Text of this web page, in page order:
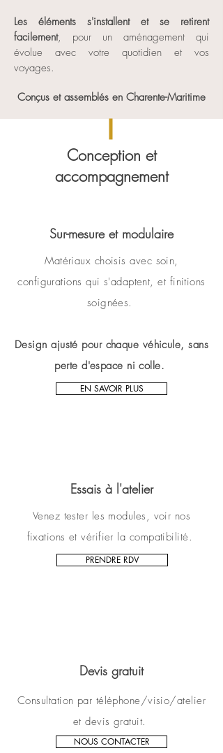
Les éléments s'installent et se retirent
facilement, pour un aménagement qui
évolue avec votre quotidien et vos
voyages.
Conçus et assemblés en Charente-Maritime
Conception et
accompagnement
Sur-mesure et modulaire
Matériaux choisis avec soin,
configurations qui s'adaptent, et finitions
soignées.
Design ajusté pour chaque véhicule, sans
perte d'espace ni colle.
EN SAVOIR PLUS
Essais à l'atelier
Venez tester les modules, voir nos
fixations et vérifier la compatibilité.
PRENDRE RDV
Devis gratuit
Consultation par téléphone/visio/atelier
et devis gratuit.
NOUS CONTACTER